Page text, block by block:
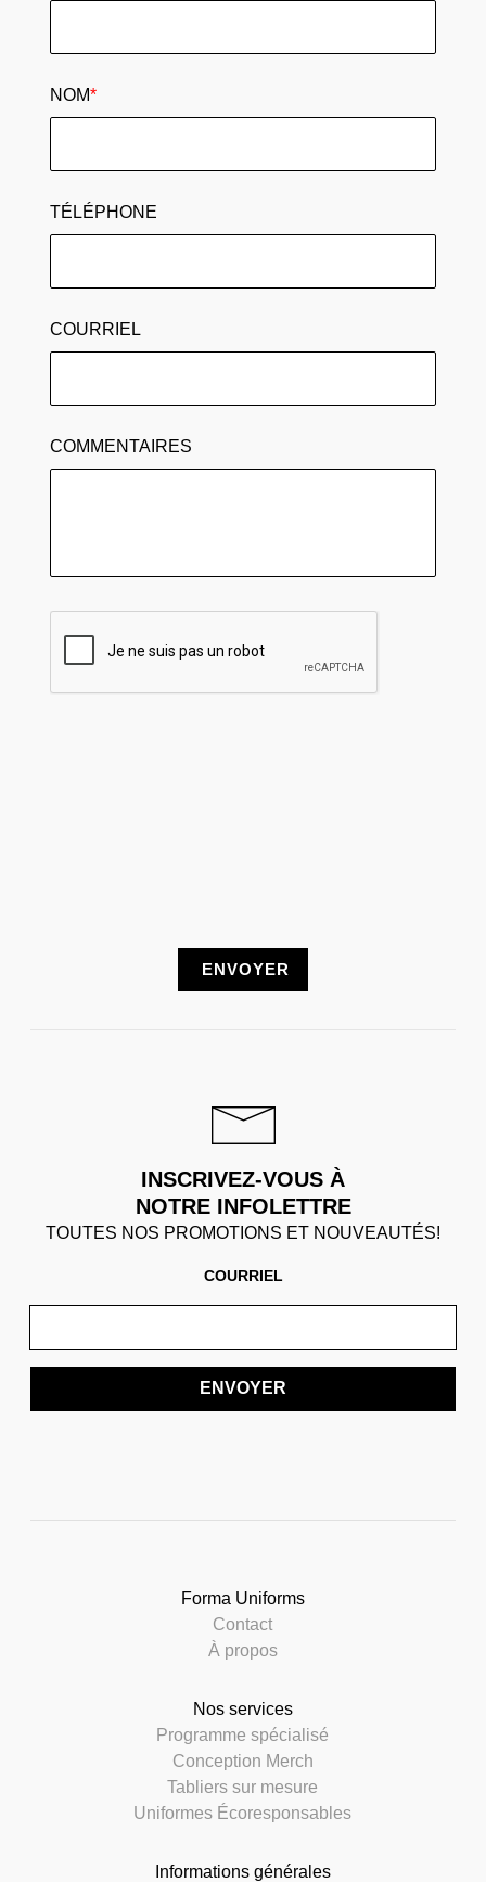
NOM*
TÉLÉPHONE
COURRIEL
COMMENTAIRES
INSCRIVEZ-VOUS À
NOTRE INFOLETTRE
TOUTES NOS PROMOTIONS ET NOUVEAUTÉS!
COURRIEL
ENVOYER
Forma Uniforms
Contact
À propos
Nos services
Programme spécialisé
Conception Merch
Tabliers sur mesure
Uniformes Écoresponsables
Informations générales